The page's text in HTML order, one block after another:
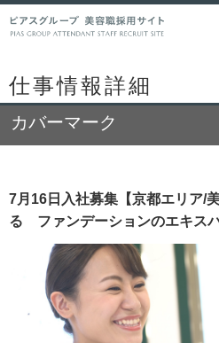
仕事情報詳細
カバーマーク
7月16日入社募集【京都エリア/
る ファンデーションのエキス